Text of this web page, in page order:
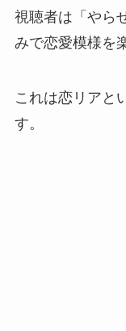
視聴者は「やら
みで恋愛模様を
これは恋リアと
す。